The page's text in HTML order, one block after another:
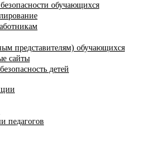
обучающихся
представителям) обучающихся
сайты
детей
педагогов